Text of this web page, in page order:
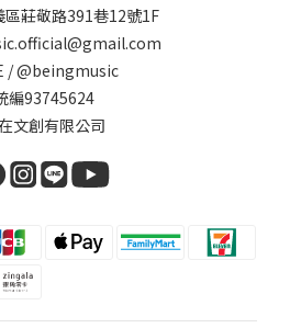
區莊敬路391巷12號1F
/ @beingmusic
編93745624
文創有限公司